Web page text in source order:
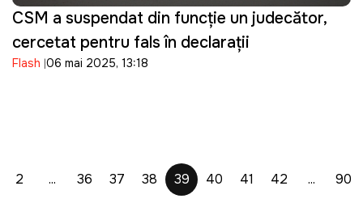
CSM a suspendat din funcție un judecător,
cercetat pentru fals în declarații
Flash 06 mai 2025, 13:18
2 ... 36 37 38 39 40 41 42 ... 90